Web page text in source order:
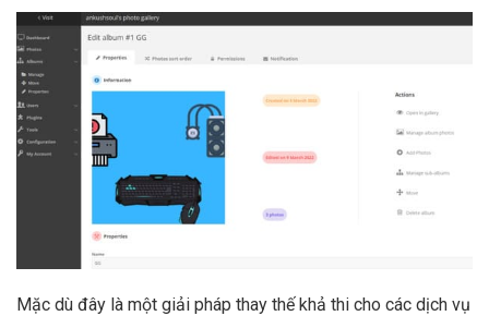
Mặc dù đây là một giải pháp thay thế khả thi cho các dịch vụ